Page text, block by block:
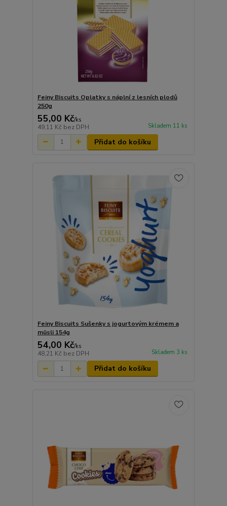
Feiny Biscuits Oplatky s náplní z lesních plodů
250g
55,00 Kč/ks
49,11 Kč bez DPH Skladem 11 ks
Přidat do košíku
Feiny Biscuits Sušenky s jogurtovým krémem a
müsli 154g
54,00 Kč/ks
48,21 Kč bez DPH Skladem 3 ks
Přidat do košíku